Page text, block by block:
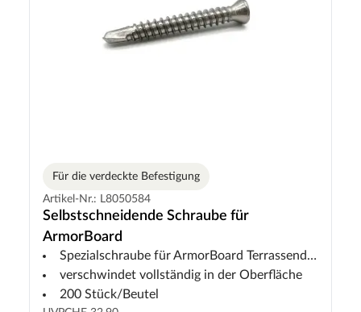
Für die verdeckte Befestigung
Artikel-Nr.: L8050584
Selbstschneidende Schraube für
ArmorBoard
Spezialschraube für ArmorBoard Terrassendiele und Fassade
verschwindet vollständig in der Oberfläche
200 Stück/Beutel